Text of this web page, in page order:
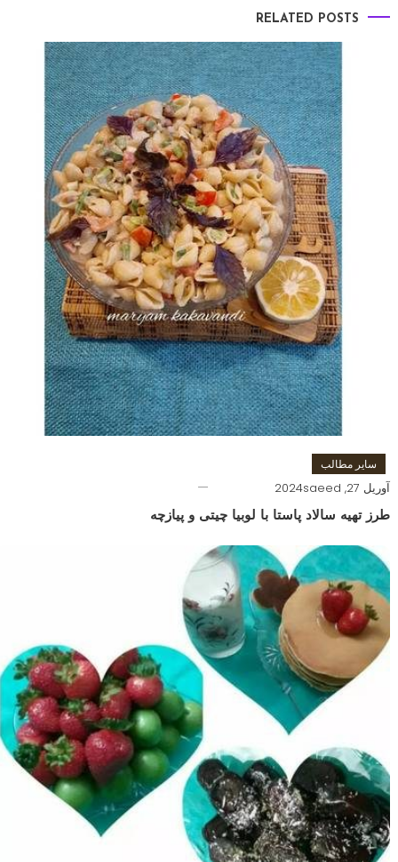
RELATED POSTS
سایر مطالب
آوریل 27, 2024 saeed
طرز تهیه سالاد پاستا با لوبیا چیتی و پیازچه